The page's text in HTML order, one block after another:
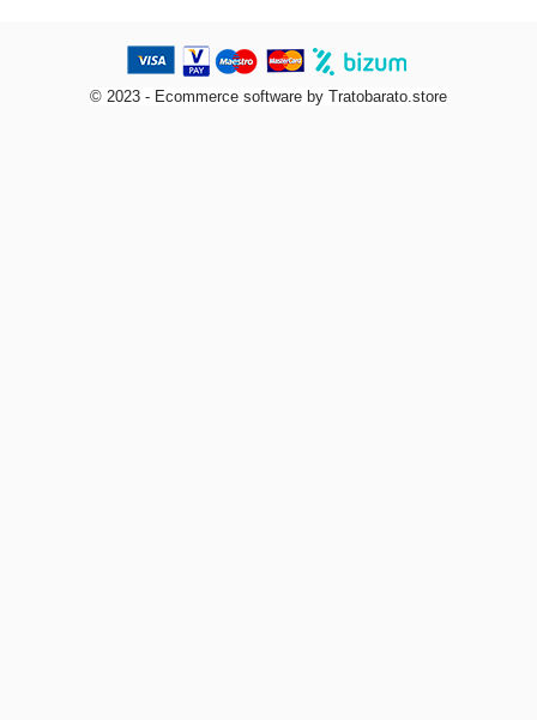
© 2023 - Ecommerce software by Tratobarato.store